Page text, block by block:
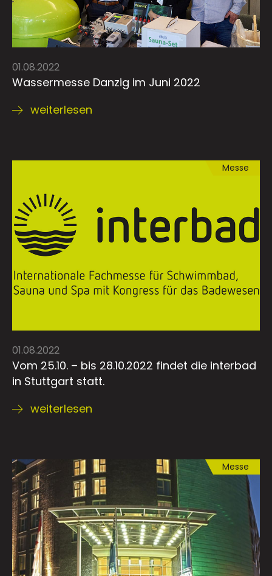
01.08.2022
Wassermesse Danzig im Juni 2022
weiterlesen
Messe
01.08.2022
Vom 25.10. – bis 28.10.2022 findet die interbad
in Stuttgart statt.
weiterlesen
Messe